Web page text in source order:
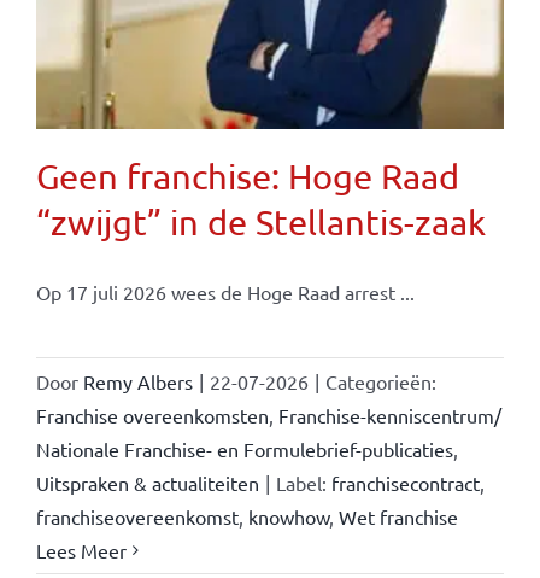
Geen franchise: Hoge Raad
“zwijgt” in de Stellantis-zaak
Op 17 juli 2026 wees de Hoge Raad arrest ...
Door Remy Albers | 22-07-2026 | Categorieën:
Franchise overeenkomsten Franchise-kenniscentrum/
Nationale Franchise- en Formulebrief-publicaties,
Uitspraken & actualiteiten | Label: franchisecontract,
franchiseovereenkomst, knowhow, Wet franchise
Lees Meer